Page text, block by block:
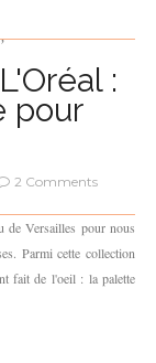
,
:
pour
2 Comments
de Versailles pour nous
Parmi cette collection
fait de l'oeil : la palette